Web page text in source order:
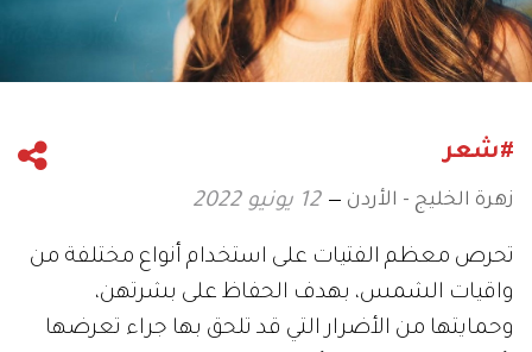
#شعر
زهرة الخليج - الأردن 12 يونيو 2022
تحرص معظم الفتيات على استخدام أنواع مختلفة من
واقيات الشمس، بهدف الحفاظ على بشرتهن،
وحمايتها من الأضرار التي قد تلحق بها جراء تعرضها